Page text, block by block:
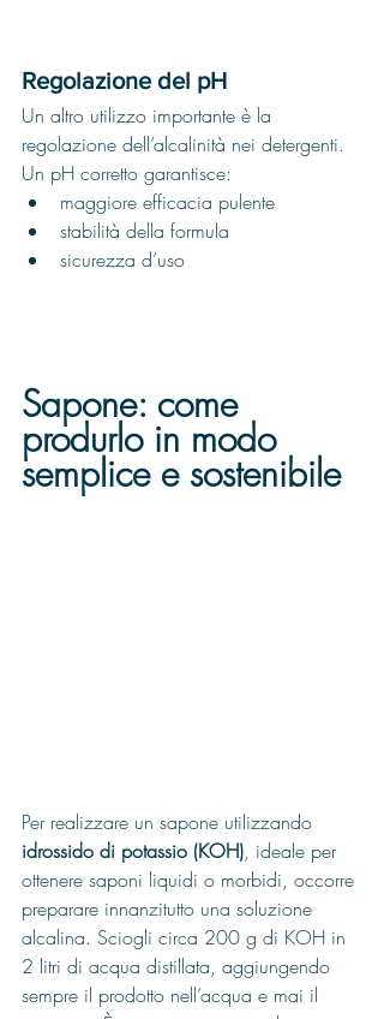
Regolazione del pH
Un altro utilizzo importante è la
regolazione dell’alcalinità nei detergenti.
Un pH corretto garantisce:
maggiore efficacia pulente
stabilità della formula
sicurezza d’uso
Sapone: come
produrlo in modo
semplice e sostenibile
Per realizzare un sapone utilizzando
idrossido di potassio (KOH), ideale per
ottenere saponi liquidi o morbidi, occorre
preparare innanzitutto una soluzione
alcalina. Sciogli circa 200 g di KOH in
2 litri di acqua distillata, aggiungendo
sempre il prodotto nell’acqua e mai il